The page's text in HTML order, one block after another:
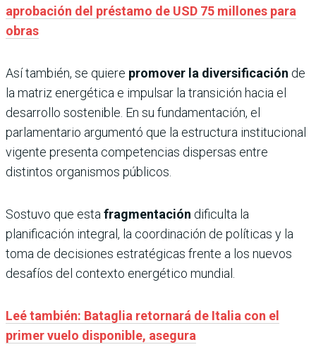
aprobación del préstamo de USD 75 millones para
obras
Así también, se quiere promover la diversificación de
la matriz energética e impulsar la transición hacia el
desarrollo sostenible. En su fundamentación, el
parlamentario argumentó que la estructura institucional
vigente presenta competencias dispersas entre
distintos organismos públicos.
Sostuvo que estafragmentación dificulta la
planificación integral, la coordinación de políticas y la
toma de decisiones estratégicas frente a los nuevos
desafíos del contexto energético mundial.
Leé también: Bataglia retornará de Italia con el
primer vuelo disponible, asegura